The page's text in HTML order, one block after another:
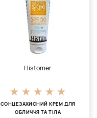
Histomer
СОНЦЕЗАХИСНИЙ КРЕМ ДЛЯ
ОБЛИЧЧЯ ТА ТІЛА